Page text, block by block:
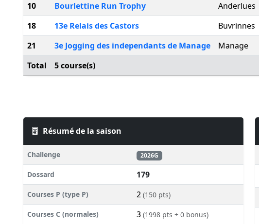
10
Bourlettine Run Trophy Anderlues
18
13e Relais des Castors Buvrinnes
21 3e Jogging des independants de Manage Manage
Total
5 course(s)
Résumé de la saison
Challenge 2026G
Dossard 179
Courses P (type P) 2 (150 pts)
Courses C (normales) 3 (1998 pts + 0 bonus)